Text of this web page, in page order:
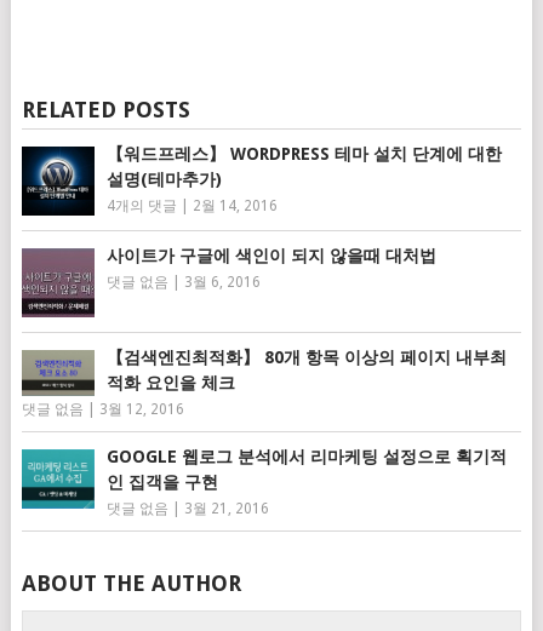
RELATED POSTS
【워드프레스】 WORDPRESS 테마 설치 단계에 대한
설명(테마추가)
4개의 댓글 2월 14, 2016
사이트가 구글에 색인이 되지 않을때 대처법
댓글 없음 3월 6, 2016
【검색엔진최적화】 80개 항목 이상의 페이지 내부최
적화 요인을 체크
댓글 없음 3월 12, 2016
GOOGLE 웹로그 분석에서 리마케팅 설정으로 획기적
인 집객을 구현
댓글 없음 3월 21, 2016
ABOUT THE AUTHOR